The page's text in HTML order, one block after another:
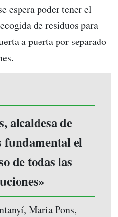
espera poder tener el
de residuos para
a puerta por separado
alcaldesa de
fundamental el
de todas las
Maria Pons,